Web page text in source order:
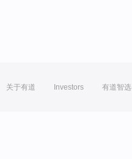
关于有道 Investors 有道智选